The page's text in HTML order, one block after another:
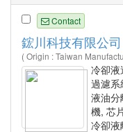
Contact
鋐川科技有限公司
( Origin : Taiwan
冷卻液
過濾系
液油
機, 芯
冷卻